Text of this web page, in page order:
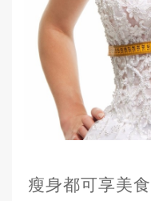
瘦身都可享美食